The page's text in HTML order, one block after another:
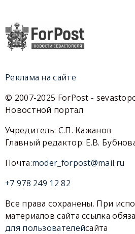
Реклама на сайте
© 2007-2025 ForPost -
Новостной портал
Учредитель: С.П. Кажанов
Главный редактор: Е.В.
Почта:moder_forpost@mail.ru
+7 978 249 12 82
Все права сохранены. При
материалов сайта ссылка
для пользователейсайта